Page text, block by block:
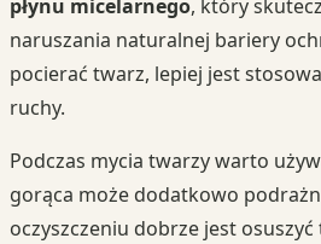
płynu micelarnego, który
naruszania naturalnej bariery
pocierać twarz, lepiej jest
ruchy.
Podczas mycia twarzy warto
gorąca może dodatkowo
oczyszczeniu dobrze jest osuszyć